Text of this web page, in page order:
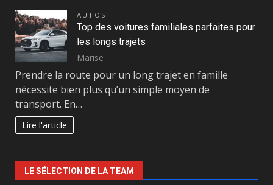
AUTOS
Top des voitures familiales parfaites pour
les longs trajets
Marise
Prendre la route pour un long trajet en famille
nécessite bien plus qu’un simple moyen de
transport. En…
Lire l'article
LE SÉLECTION DE LA TEAM